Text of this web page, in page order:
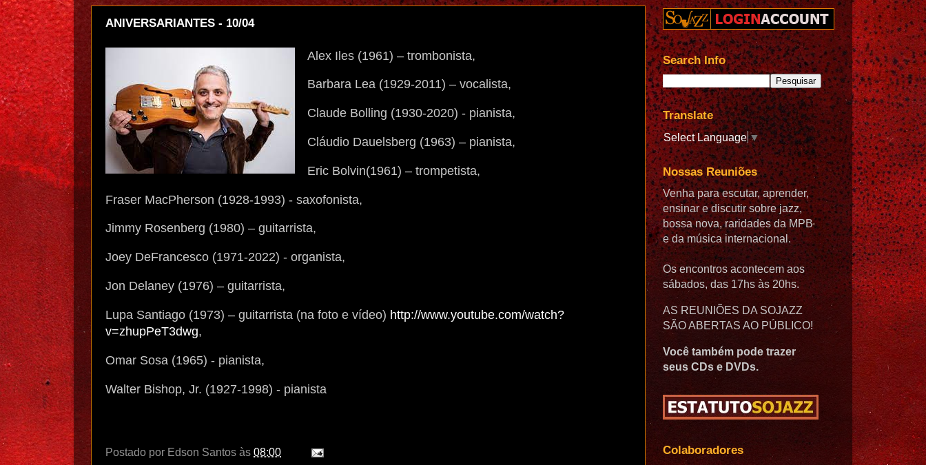
ANIVERSARIANTES - 10/04
Alex Iles (1961) – trombonista,
Barbara Lea (1929-2011) – vocalista,
Claude Bolling (1930-2020) - pianista,
Cláudio Dauelsberg (1963) – pianista,
Eric Bolvin(1961) – trompetista,
Fraser MacPherson (1928-1993) - saxofonista,
Jimmy Rosenberg (1980) – guitarrista,
Joey DeFrancesco (1971-2022) - organista,
Jon Delaney (1976) – guitarrista,
Lupa Santiago (1973) – guitarrista (na foto e vídeo) http://www.youtube.com/watch?
v=zhupPeT3dwg,
Omar Sosa (1965) - pianista,
Walter Bishop, Jr. (1927-1998) - pianista
Postado por Edson Santos às 08:00
Search Info
Translate
Select Language▼
Nossas Reuniões
Venha para escutar, aprender,
ensinar e discutir sobre jazz,
bossa nova, raridades da MPB
e da música internacional.
Os encontros acontecem aos
sábados, das 17hs às 20hs.
AS REUNIÕES DA SOJAZZ
SÃO ABERTAS AO PÚBLICO!
Você também pode trazer
seus CDs e DVDs.
Colaboradores